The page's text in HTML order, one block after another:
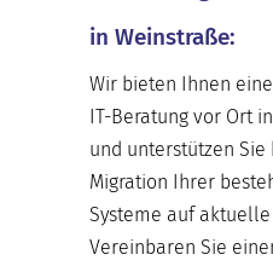
in Weinstraße:
Wir bieten Ihnen
IT-Beratung vor Ort
und unterstützen Sie
Migration Ihrer
Systeme auf
Vereinbaren Sie